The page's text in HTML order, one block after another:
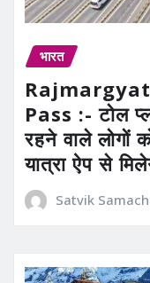
भारत
Pass :- टोल
रहने वाले लोगों
यात्रा ऐप से
Satvik